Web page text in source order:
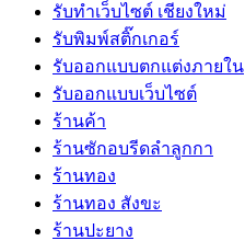
รับทำเว็บไซต์ เชียงใหม่
รับพิมพ์สติ๊กเกอร์
รับออกแบบตกแต่งภายใน
รับออกแบบเว็บไซต์
ร้านค้า
ร้านซักอบรีดลำลูกกา
ร้านทอง
ร้านทอง สังขะ
ร้านปะยาง